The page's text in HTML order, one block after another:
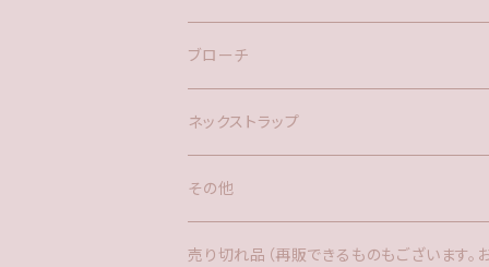
ブローチ
ネックストラップ
その他
バックチャーム
売り切れ品（再販できるものもございます。